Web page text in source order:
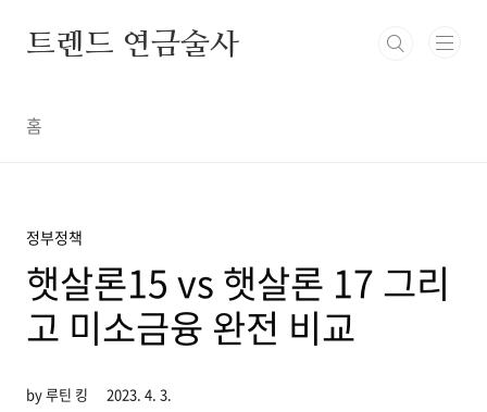
트렌드 연금술사
홈
정부정책
햇살론15 vs 햇살론 17 그리
고 미소금융 완전 비교
by 루틴 킹 2023. 4. 3.